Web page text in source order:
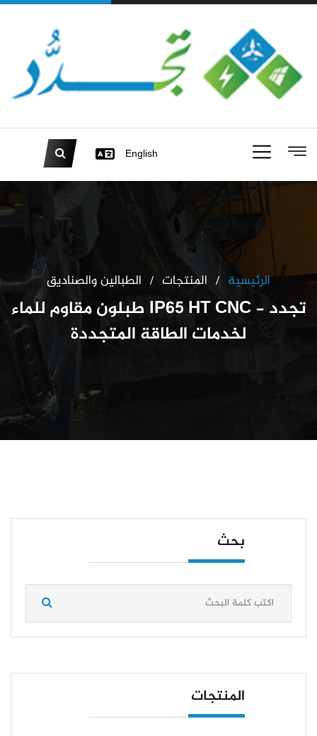
English
الطبالين والصناديق المنتجات الرئيسية
طبلون مقاوم للماء IP65 HT CNC - تجدد
لخدمات الطاقة المتجددة
بحث
المنتجات